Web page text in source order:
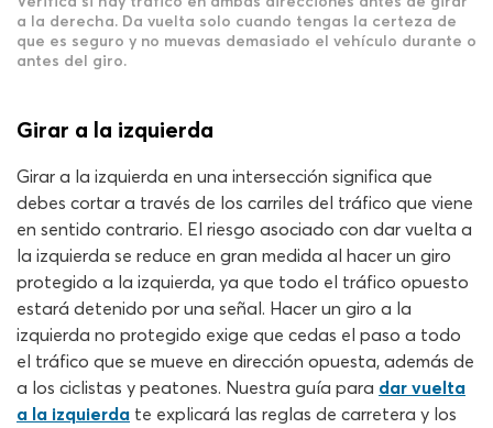
a la derecha. Da vuelta solo cuando tengas la certeza de
que es seguro y no muevas demasiado el vehículo durante o
antes del giro.
Girar a la izquierda
Girar a la izquierda en una intersección significa que
debes cortar a través de los carriles del tráfico que viene
en sentido contrario. El riesgo asociado con dar vuelta a
la izquierda se reduce en gran medida al hacer un giro
protegido a la izquierda, ya que todo el tráfico opuesto
estará detenido por una señal. Hacer un giro a la
izquierda no protegido exige que cedas el paso a todo
el tráfico que se mueve en dirección opuesta, además de
a los ciclistas y peatones. Nuestra guía para dar vuelta
a la izquierda te explicará las reglas de carretera y los